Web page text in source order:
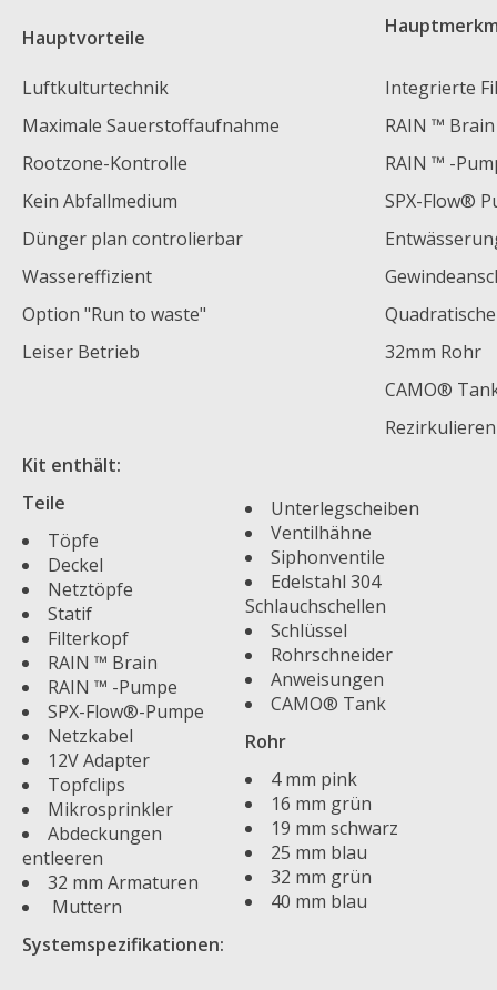
Hauptvorteile
Luftkulturtechnik
Integrierte
Maximale Sauerstoffaufnahme
RAIN ™ Brain
Rootzone-Kontrolle
RAIN ™ -
Kein Abfallmedium
SPX-Flow®
Dünger plan controlierbar
Wassereffizient
Option "Run to waste"
Leiser Betrieb
32mm Rohr
CAMO®
Kit enthält:
Teile
Töpfe
Deckel
Netztöpfe
Statif
Filterkopf
RAIN ™ Brain
RAIN ™ -Pumpe
SPX-Flow®-Pumpe
Netzkabel
12V Adapter
Topfclips
Mikrosprinkler
Abdeckungen
entleeren
32 mm Armaturen
Muttern
Unterlegscheiben
Ventilhähne
Siphonventile
Edelstahl 304
Schlauchschellen
Schlüssel
Rohrschneider
Anweisungen
CAMO® Tank
Rohr
4 mm pink
16 mm grün
19 mm schwarz
25 mm blau
32 mm grün
40 mm blau
Systemspezifikationen: